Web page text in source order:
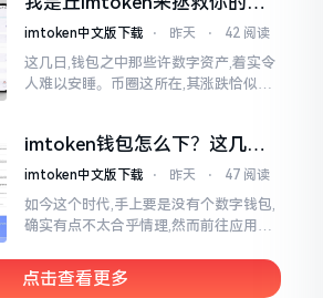
包
imtoken中文版下载 ⋅ 昨天 ⋅ 42 阅读
这几日,钱包之中那些许数字资产,着实令
人难以安睡。币圈这所在,其涨跌恰似翻
堆币
imtoken钱包怎么下？这几种
靠谱路子别走歪
imtoken中文版下载 ⋅ 昨天 ⋅ 47 阅读
如今这个时代,手上要是没有个数字钱包,
确实有点不太合乎情理,然而前往应用商
各样,实在是让人头疼不已。有些看起来
似乎相似
点击查看更多